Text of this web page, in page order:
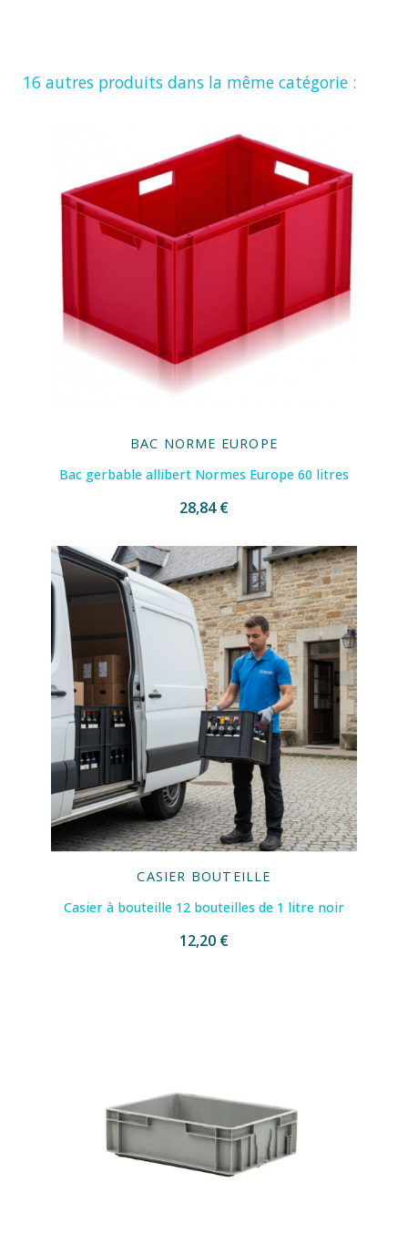
16 autres produits dans la même catégorie :
BAC NORME EUROPE
Bac gerbable allibert Normes Europe 60 litres
28,84 €
CASIER BOUTEILLE
Casier à bouteille 12 bouteilles de 1 litre noir
12,20 €